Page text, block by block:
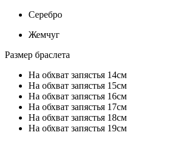
Серебро
Жемчуг
Размер браслета
На обхват запястья 14см
На обхват запястья 15см
На обхват запястья 16см
На обхват запястья 17см
На обхват запястья 18см
На обхват запястья 19см